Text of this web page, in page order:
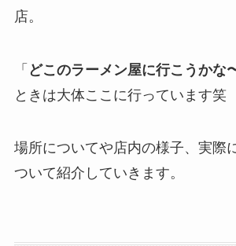
店。
「 どこのラーメン屋に行こうかな
ときは大体ここに行っています笑
場所についてや店内の様子、実際
ついて紹介していきます。